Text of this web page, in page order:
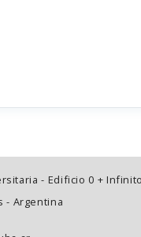
- Edificio 0 +
- Argentina